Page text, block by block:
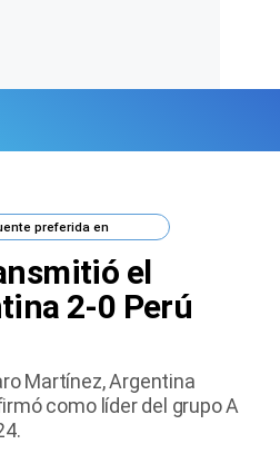
preferida en
el
2-0 Perú
Martínez, Argentina
como líder del grupo A